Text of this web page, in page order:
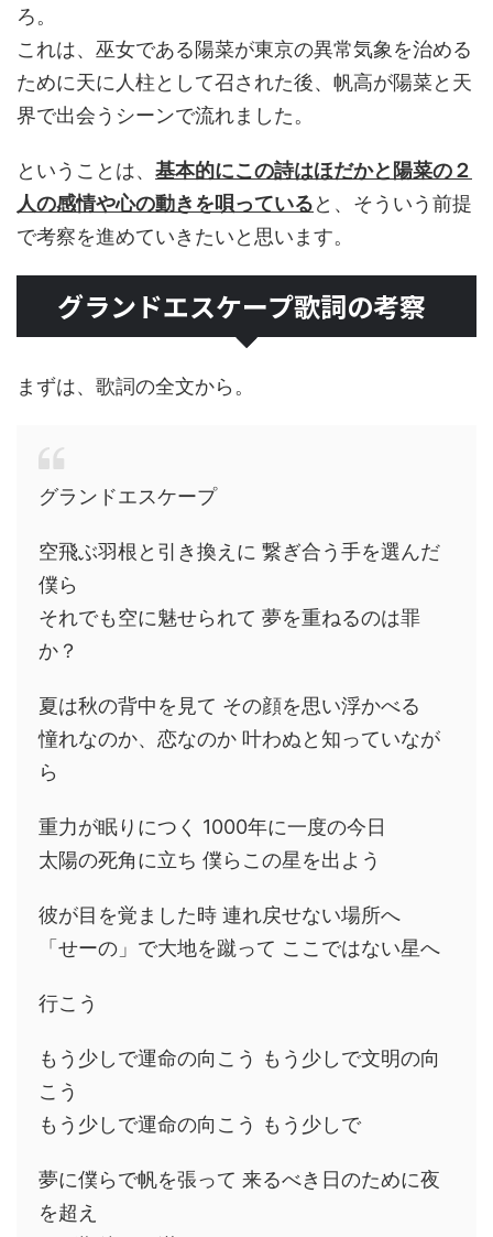
ろ。
これは、巫女である陽菜が東京の異常気象を治める
ために天に人柱として召された後、帆高が陽菜と天
界で出会うシーンで流れました。
ということは、 基本的にこの詩はほだかと陽菜の２
人の感情や心の動きを唄っていると、そういう前提
で考察を進めていきたいと思います。
グランドエスケープ歌詞の考察
まずは、歌詞の全文から。
グランドエスケープ
空飛ぶ羽根と引き換えに 繋ぎ合う手を選んだ
僕ら
それでも空に魅せられて 夢を重ねるのは罪
か？
夏は秋の背中を見て その顔を思い浮かべる
憧れなのか、恋なのか 叶わぬと知っていなが
ら
重力が眠りにつく 1000年に一度の今日
太陽の死角に立ち 僕らこの星を出よう
彼が目を覚ました時 連れ戻せない場所へ
「せーの」で大地を蹴って ここではない星へ
行こう
もう少しで運命の向こう もう少しで文明の向
こう
もう少しで運命の向こう もう少しで
夢に僕らで帆を張って 来るべき日のために夜
を超え